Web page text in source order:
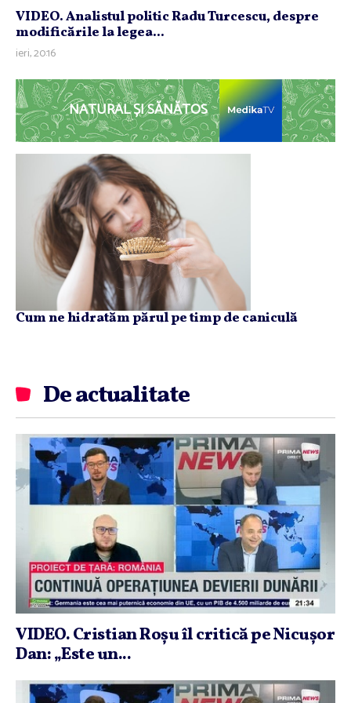
VIDEO. Analistul politic Radu Turcescu, despre
modificările la legea...
ieri, 20:16
NATURAL ȘI SĂNĂTOS
Cum ne hidratăm părul pe timp de caniculă
De actualitate
VIDEO. Cristian Roşu îl critică pe Nicuşor
Dan: „Este un...